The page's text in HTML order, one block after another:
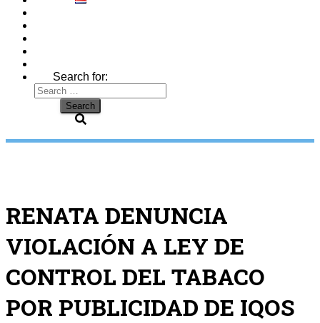
Search for:
RENATA DENUNCIA
VIOLACIÓN A LEY DE
CONTROL DEL TABACO
POR PUBLICIDAD DE IQOS